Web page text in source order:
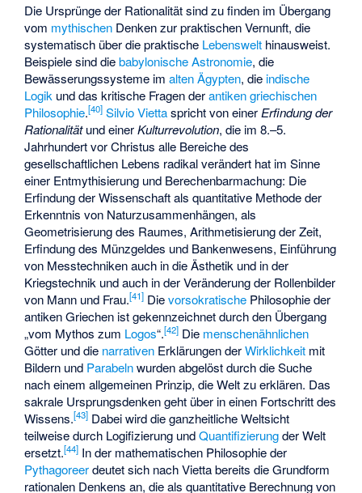
Die Ursprünge der Rationalität sind zu finden im Übergang
vom mythischen Denken zur praktischen Vernunft, die
systematisch über die praktische Lebenswelt hinausweist.
Beispiele sind diebabylonische Astronomie, die
Bewässerungssysteme imalten Ägypten, die indische
Logik und das kritische Fragen derantiken griechischen
Philosophie.[40] Silvio Viettaspricht von einer Erfindung der
Rationalitätund einerKulturrevolution, die im 8.–5.
Jahrhundert vor Christus alle Bereiche des
gesellschaftlichen Lebens radikal verändert hat im Sinne
einer Entmythisierung und Berechenbarmachung: Die
Erfindung der Wissenschaft als quantitative Methode der
Erkenntnis von Naturzusammenhängen, als
Geometrisierung des Raumes, Arithmetisierung der Zeit,
Erfindung des Münzgeldes und Bankenwesens, Einführung
von Messtechniken auch in die Ästhetik und in der
Kriegstechnik und auch in der Veränderung der Rollenbilder
von Mann und Frau.[41] Dievorsokratische Philosophie der
antiken Griechen ist gekennzeichnet durch den Übergang
„vom Mythos zum Logos“.[42] Die menschenähnlichen
Götter und die narrativen Erklärungen derWirklichkeit mit
Bildern und Parabelnwurden abgelöst durch die Suche
nach einem allgemeinen Prinzip, die Welt zu erklären. Das
sakrale Ursprungsdenken geht über in einen Fortschritt des
Wissens.[43] Dabei wird die ganzheitliche Weltsicht
teilweise durch Logifizierung undQuantifizierungder Welt
ersetzt.[44] In der mathematischen Philosophie der
Pythagoreerdeutet sich nach Vietta bereits die Grundform
rationalen Denkens an, die als quantitative Berechnung von